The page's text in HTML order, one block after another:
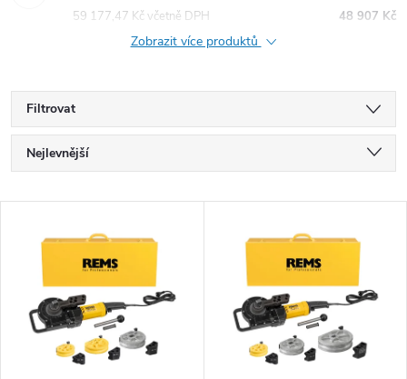
48 907 Kč
59 177,47 Kč včetně DPH
Zobrazit více produktů
Filtrovat
Ř
a
n
Nejlevnější
Abecedně
p